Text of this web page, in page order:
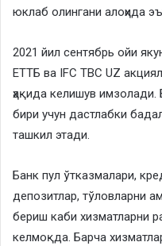
юклаб олингани алоҳида
2021 йил сентябрь ойи
ЕТТБ ва IFC TBC UZ
ҳақида келишув имзолади.
бири учун дастлабки
ташкил этади.
Банк пул ўтказмалари,
депозитлар, тўловларни
бериш каби хизматларни
келмоқда. Барча